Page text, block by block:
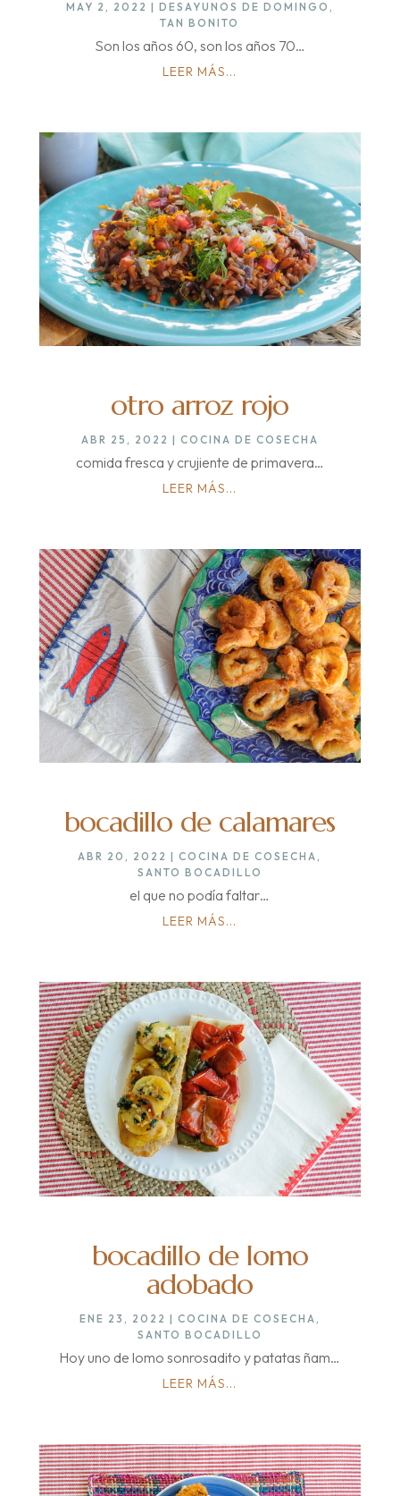
MAY 2, 2022 | DESAYUNOS DE DOMINGO ,
TAN BONITO
Son los años 60, son los años 70…
LEER MÁS...
otro arroz rojo
ABR 25, 2022 | COCINA DE COSECHA
comida fresca y crujiente de primavera…
LEER MÁS...
bocadillo de calamares
ABR 20, 2022 |COCINA DE COSECHA ,
SANTO BOCADILLO
el que no podía faltar…
LEER MÁS...
bocadillo de lomo
adobado
ENE 23, 2022 | COCINA DE COSECHA
SANTO BOCADILLO
Hoy uno de lomo sonrosadito y patatas ñam…
LEER MÁS...